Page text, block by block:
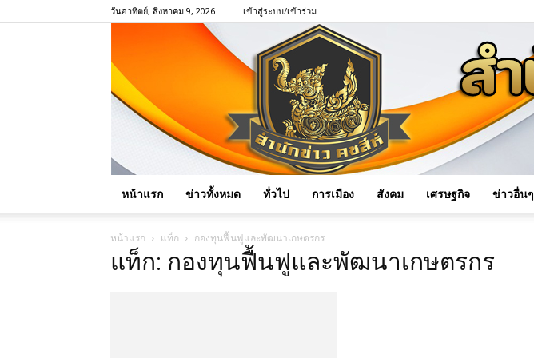
วันอาทิตย์, สิงหาคม 9, 2026 เข้าสู่ระบบ/เข้าร่วม
หน้าแรก ข่าวทั้งหมด ทั่วไป การเมือง สังคม เศรษฐกิจ ข่าวอื่นๆ
หน้าแรก แท็ก กองทุนฟื้นฟูและพัฒนาเกษตรกร
แท็ก: กองทุนฟื้นฟูและพัฒนาเกษตรกร